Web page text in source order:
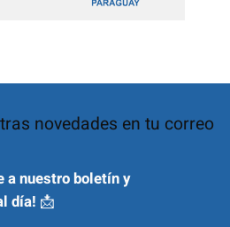
novedades en tu correo
a nuestro boletín y
día! 📩